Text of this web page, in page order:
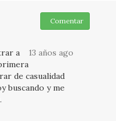
Comentar
13 años ago
a
de casualidad
buscando y me